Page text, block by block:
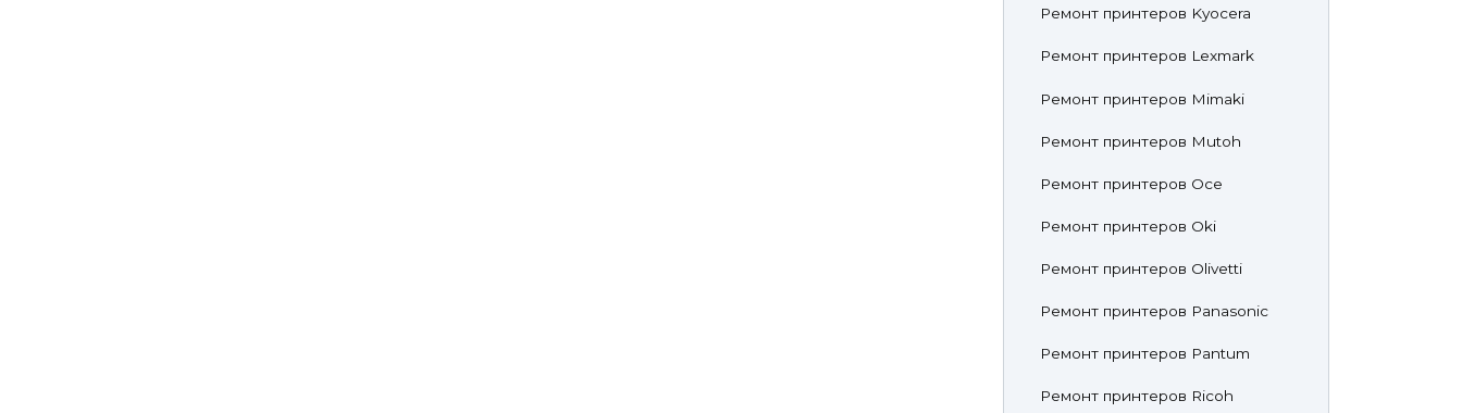
Ремонт принтеров Kyocera
Ремонт принтеров Lexmark
Ремонт принтеров Mimaki
Ремонт принтеров Mutoh
Ремонт принтеров Oce
Ремонт принтеров Oki
Ремонт принтеров Olivetti
Ремонт принтеров Panasonic
Ремонт принтеров Pantum
Ремонт принтеров Ricoh